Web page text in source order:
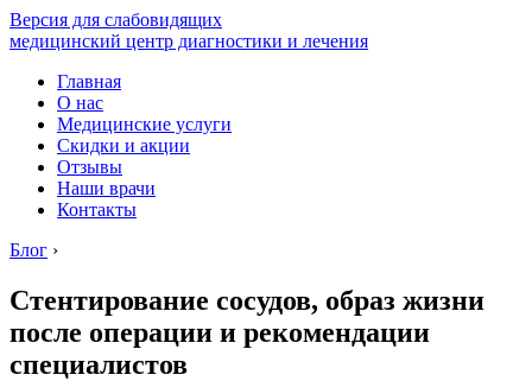
Версия для слабовидящих
медицинский центр диагностики и лечения
Главная
О нас
Медицинские услуги
Скидки и акции
Отзывы
Наши врачи
Контакты
Блог ›
Стентирование сосудов, образ жизни
после операции и рекомендации
специалистов